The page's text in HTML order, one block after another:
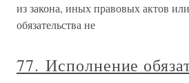
из закона, иных правовых актов
обязательства не
77. Исполнение